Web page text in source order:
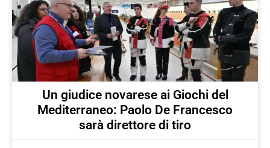
Un giudice novarese ai Giochi del
Mediterraneo: Paolo De Francesco
sarà direttore di tiro